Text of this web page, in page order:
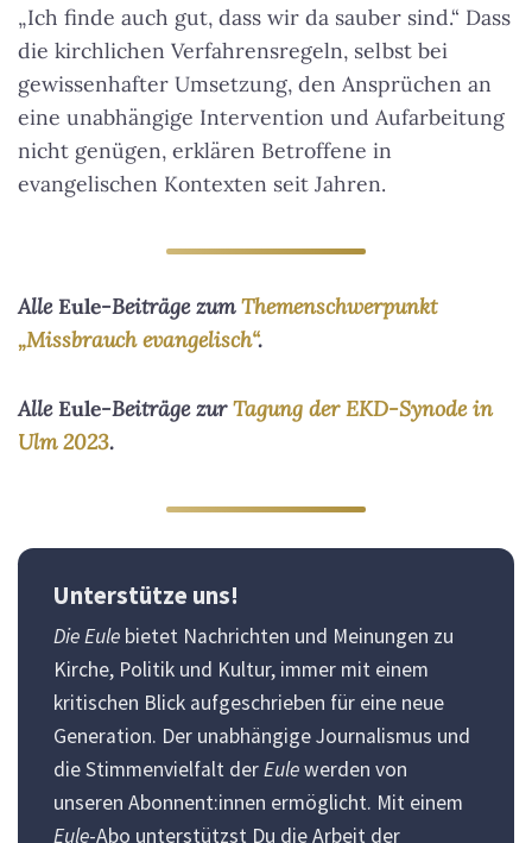
„Ich finde auch gut, dass wir da sauber sind.“ Dass
die kirchlichen Verfahrensregeln, selbst bei
gewissenhafter Umsetzung, den Ansprüchen an
eine unabhängige Intervention und Aufarbeitung
nicht genügen, erklären Betroffene in
evangelischen Kontexten seit Jahren.
AlleEule-Beiträge zumThemenschwerpunkt
„Missbrauch evangelisch“.
AlleEule-Beiträge zurTagung der EKD-Synode in
Ulm 2023.
Unterstütze uns!
Die Eule bietet Nachrichten und Meinungen zu
Kirche, Politik und Kultur, immer mit einem
kritischen Blick aufgeschrieben für eine neue
Generation. Der unabhängige Journalismus und
die Stimmenvielfalt derEulewerden von
unseren Abonnent:innen ermöglicht. Mit einem
Eule-Abo unterstützst Du die Arbeit der